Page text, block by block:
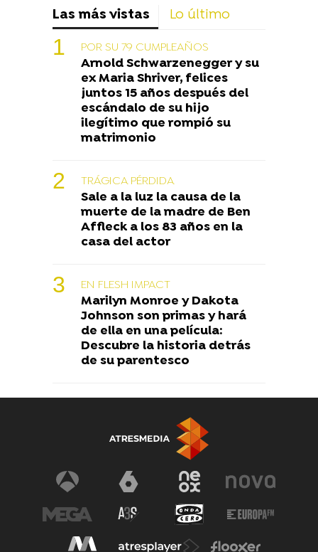
Las más vistas Lo último
POR SU 79 CUMPLEAÑOS
Arnold Schwarzenegger y su
ex Maria Shriver, felices
juntos 15 años después del
escándalo de su hijo
ilegítimo que rompió su
matrimonio
TRÁGICA PÉRDIDA
Sale a la luz la causa de la
muerte de la madre de Ben
Affleck a los 83 años en la
casa del actor
EN FLESH IMPACT
Marilyn Monroe y Dakota
Johnson son primas y hará
de ella en una película:
Descubre la historia detrás
de su parentesco